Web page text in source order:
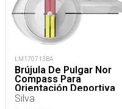
LM170713BA
Brújula De Pulgar Nor
Compass Para
Orientación Deportiva
Silva